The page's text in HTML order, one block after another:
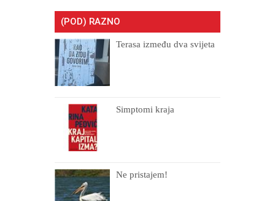
(POD) RAZNO
Terasa između dva svijeta
Simptomi kraja
Ne pristajem!